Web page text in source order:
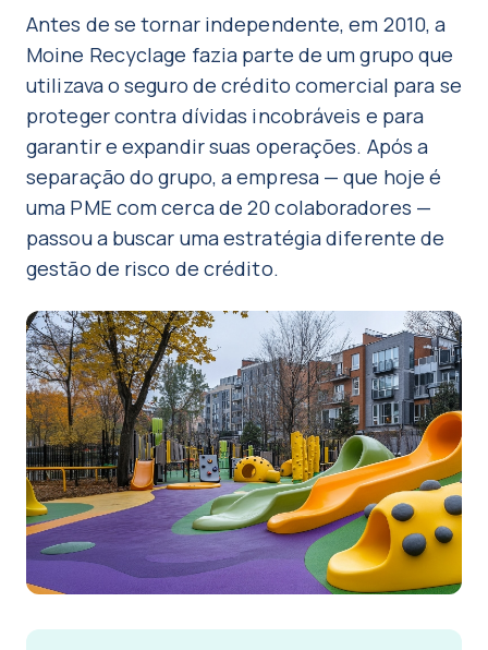
Antes de se tornar independente, em 2010, a
Moine Recyclage fazia parte de um grupo que
utilizava o seguro de crédito comercial para se
proteger contra dívidas incobráveis e para
garantir e expandir suas operações. Após a
separação do grupo, a empresa — que hoje é
uma PME com cerca de 20 colaboradores —
passou a buscar uma estratégia diferente de
gestão de risco de crédito.